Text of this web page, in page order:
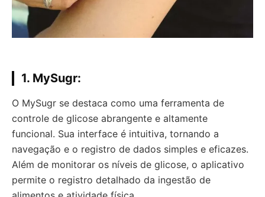
1. MySugr:
O MySugr se destaca como uma ferramenta de
controle de glicose abrangente e altamente
funcional. Sua interface é intuitiva, tornando a
navegação e o registro de dados simples e eficazes.
Além de monitorar os níveis de glicose, o aplicativo
permite o registro detalhado da ingestão de